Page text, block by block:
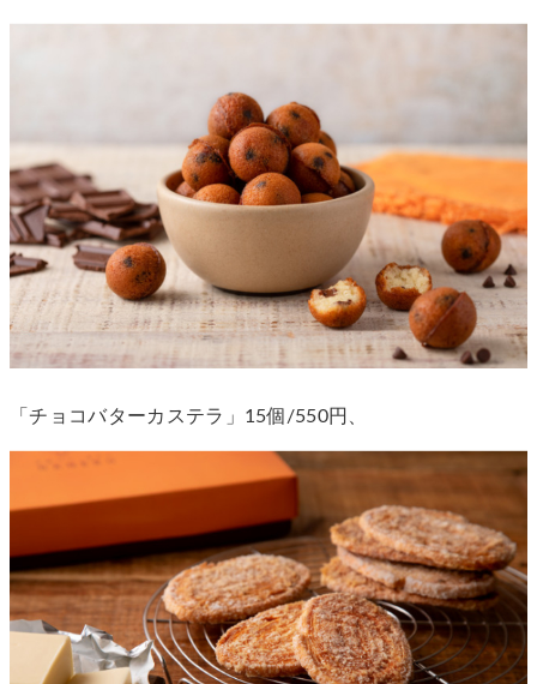
「チョコバターカステラ」15個/550円、